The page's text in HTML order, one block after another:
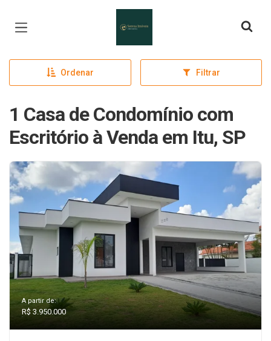
Ordenar Filtrar
1 Casa de Condomínio com
Escritório à Venda em Itu, SP
A partir de:
R$ 3.950.000